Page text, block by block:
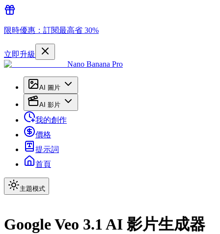
限時優惠：訂閱最高省 30%
立即升級
Nano Banana Pro
AI 圖片
AI 影片
我的創作
價格
提示詞
首頁
主題模式
Google Veo 3.1 AI 影片生成器